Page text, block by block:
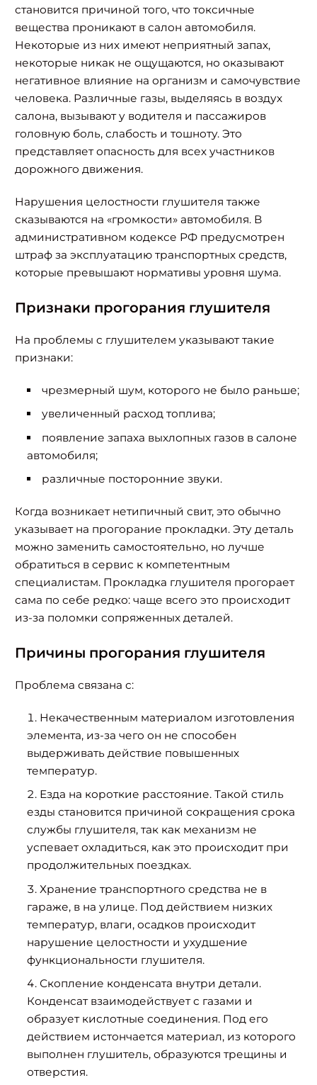
становится причиной того, что токсичные
вещества проникают в салон автомобиля.
Некоторые из них имеют неприятный запах,
некоторые никак не ощущаются, но оказывают
негативное влияние на организм и самочувствие
человека. Различные газы, выделяясь в воздух
салона, вызывают у водителя и пассажиров
головную боль, слабость и тошноту. Это
представляет опасность для всех участников
дорожного движения.
Нарушения целостности глушителя также
сказываются на «громкости» автомобиля. В
административном кодексе РФ предусмотрен
штраф за эксплуатацию транспортных средств,
которые превышают нормативы уровня шума.
Признаки прогорания глушителя
На проблемы с глушителем указывают такие
признаки:
чрезмерный шум, которого не было раньше;
увеличенный расход топлива;
появление запаха выхлопных газов в салоне
автомобиля;
различные посторонние звуки.
Когда возникает нетипичный свит, это обычно
указывает на прогорание прокладки. Эту деталь
можно заменить самостоятельно, но лучше
обратиться в сервис к компетентным
специалистам. Прокладка глушителя прогорает
сама по себе редко: чаще всего это происходит
из-за поломки сопряженных деталей.
Причины прогорания глушителя
Проблема связана с:
Некачественным материалом изготовления
элемента, из-за чего он не способен
выдерживать действие повышенных
температур.
Езда на короткие расстояние. Такой стиль
езды становится причиной сокращения срока
службы глушителя, так как механизм не
успевает охладиться, как это происходит при
продолжительных поездках.
Хранение транспортного средства не в
гараже, в на улице. Под действием низких
температур, влаги, осадков происходит
нарушение целостности и ухудшение
функциональности глушителя.
Скопление конденсата внутри детали.
Конденсат взаимодействует с газами и
образует кислотные соединения. Под его
действием истончается материал, из которого
выполнен глушитель, образуются трещины и
отверстия.